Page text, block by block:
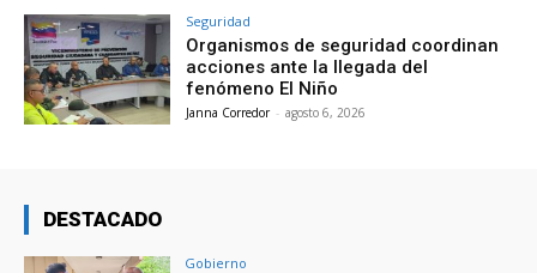
Seguridad
Organismos de seguridad coordinan
acciones ante la llegada del
fenómeno El Niño
Janna Corredor - agosto 6, 2026
DESTACADO
Gobierno